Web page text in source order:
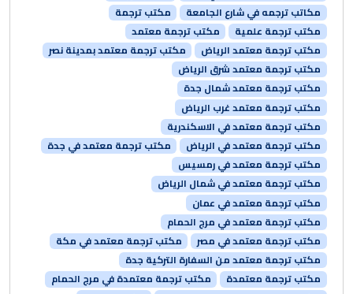
مكاتب ترجمه في شارع الجامعة
مكتب ترجمة
مكتب ترجمة علمية
مكتب ترجمة معتمد
مكتب ترجمة معتمد الرياض
مكتب ترجمة معتمد بمدينة نصر
مكتب ترجمة معتمد شرق الرياض
مكتب ترجمة معتمد شمال جدة
مكتب ترجمة معتمد غرب الرياض
مكتب ترجمة معتمد في الاسكندرية
مكتب ترجمة معتمد في الرياض
مكتب ترجمة معتمد في جدة
مكتب ترجمة معتمد في رمسيس
مكتب ترجمة معتمد في شمال الرياض
مكتب ترجمة معتمد في عمان
مكتب ترجمة معتمد في مرج الحمام
مكتب ترجمة معتمد في مصر
مكتب ترجمة معتمد في مكة
مكتب ترجمة معتمد من السفارة التركية جدة
مكتب ترجمة معتمدة
مكتب ترجمة معتمدة في مرج الحمام